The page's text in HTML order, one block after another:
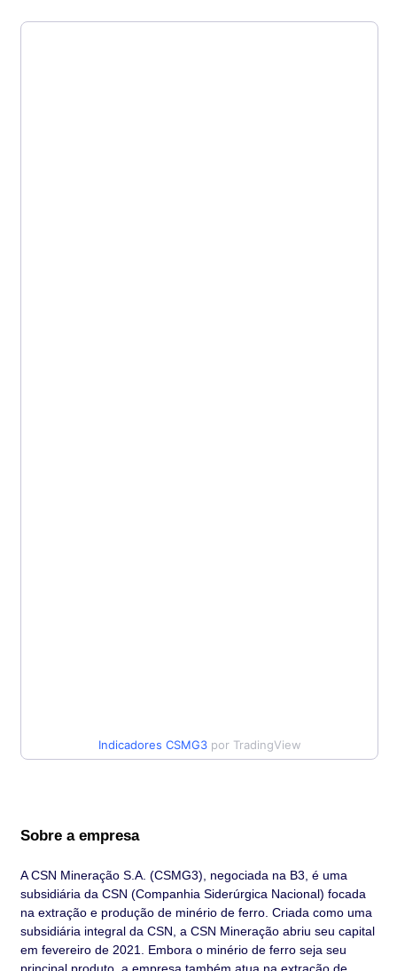
Indicadores CSMG3 por TradingView
Sobre a empresa
A CSN Mineração S.A. (CSMG3), negociada na B3, é uma
subsidiária da CSN (Companhia Siderúrgica Nacional) focada
na extração e produção de minério de ferro. Criada como uma
subsidiária integral da CSN, a CSN Mineração abriu seu capital
em fevereiro de 2021. Embora o minério de ferro seja seu